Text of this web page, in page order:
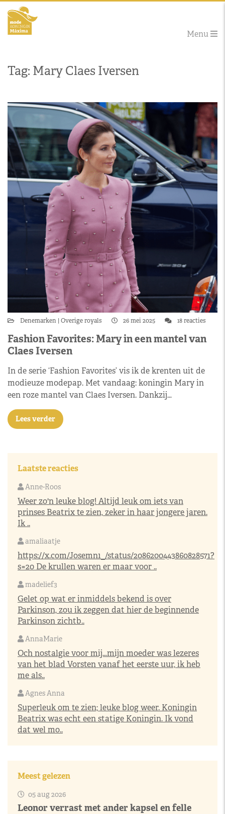
Menu
Tag: Mary Claes Iversen
Denemarken Overige royals 26 mei 2025 18 reacties
Fashion Favorites: Mary in een mantel van
Claes Iversen
In de serie ‘Fashion Favorites’ vis ik de krenten uit de
modieuze modepap. Met vandaag: koningin Mary in
een roze mantel van Claes Iversen. Dankzij…
Lees verder
Laatste reacties
Anne-Roos
Weer zo'n leuke blog! Altijd leuk om iets van
prinses Beatrix te zien, zeker in haar jongere jaren.
Ik ..
amaliaatje
https://x.com/Josemn1_/status/2086200443860828571?
s=20 De krullen waren er maar voor ..
madelief3
Gelet op wat er inmiddels bekend is over
Parkinson, zou ik zeggen dat hier de beginnende
Parkinson zichtb..
AnnaMarie
Och nostalgie voor mij…mijn moeder was lezeres
van het blad Vorsten vanaf het eerste uur, ik heb
me als..
Agnes Anna
Superleuk om te zien; leuke blog weer. Koningin
Beatrix was echt een statige Koningin. Ik vond
dat wel mo..
Meest gelezen
05 aug 2026
Leonor verrast met ander kapsel en felle